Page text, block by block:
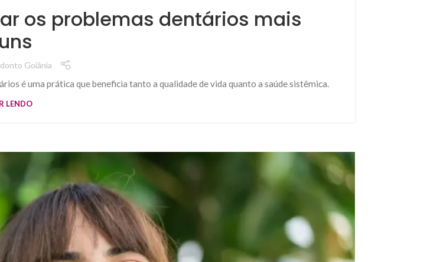
os problemas dentários mais
Goiânia
é uma prática que beneficia tanto a qualidade de vida quanto a saúde sistêmica.
LENDO